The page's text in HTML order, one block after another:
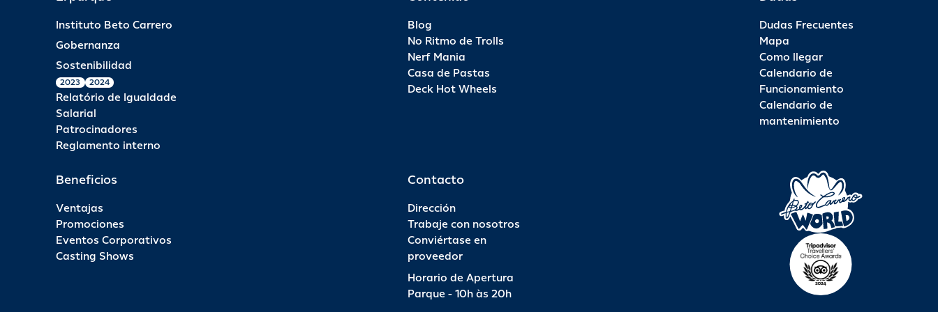
Instituto Beto Carrero
Gobernanza
Sostenibilidad
2023 2024
Relatório de Igualdade
Salarial
Patrocinadores
Reglamento interno
Blog
No Ritmo de Trolls
Nerf Mania
Casa de Pastas
Deck Hot Wheels
Dudas Frecuentes
Mapa
Como llegar
Calendario de
Funcionamiento
Calendario de
mantenimiento
Beneficios
Ventajas
Promociones
Eventos Corporativos
Casting Shows
Contacto
Dirección
Trabaje con nosotros
Conviértase en
proveedor
Horario de Apertura
Parque - 10h às 20h